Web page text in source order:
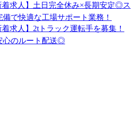
着求人】土日完全休み×長期安定◎ス
で快適な工場サポート業務！
着求人】2tトラック運転手を募集！
心のルート配送◎